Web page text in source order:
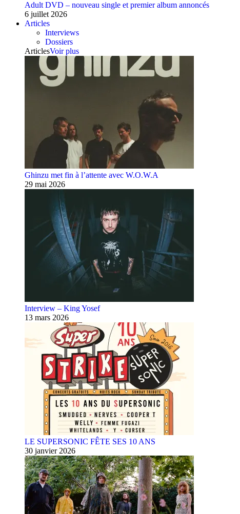
Adult DVD – nouveau single et premier album annoncés
6 juillet 2026
Articles
Interviews
Dossiers
ArticlesVoir plus
Ghinzu met fin à l’attente avec W.O.W.A
29 mai 2026
Interview – King Yosef
13 mars 2026
LE SUPERSONIC FÊTE SES 10 ANS
30 janvier 2026